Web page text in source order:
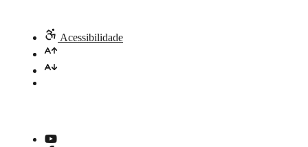
Acessibilidade